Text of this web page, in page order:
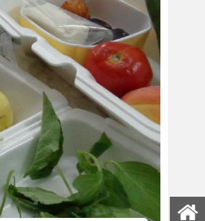
صفحه اصلی